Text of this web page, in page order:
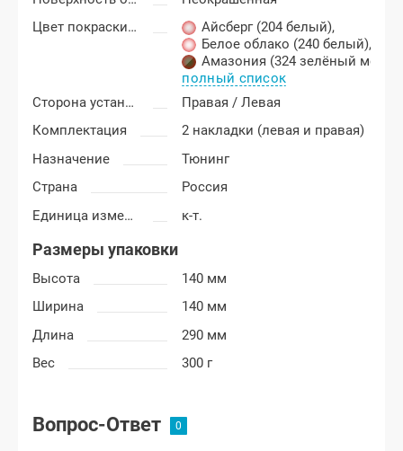
Цвет покраски Лада Нива Тревел (Travel)
Айсберг (204 белый),
Белое облако (240 белый),
Амазония (324 зелёный
полный список
Сторона установки
Правая / Левая
Комплектация
2 накладки (левая и правая)
Назначение
Тюнинг
Страна
Россия
Единица измерения
к-т.
Размеры упаковки
Высота
140 мм
Ширина
140 мм
Длина
290 мм
Вес
300 г
Вопрос-Ответ